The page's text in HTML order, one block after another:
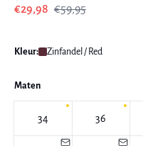
€29,98 €59,95
Kleur: Zinfandel / Red
Maten
34 36